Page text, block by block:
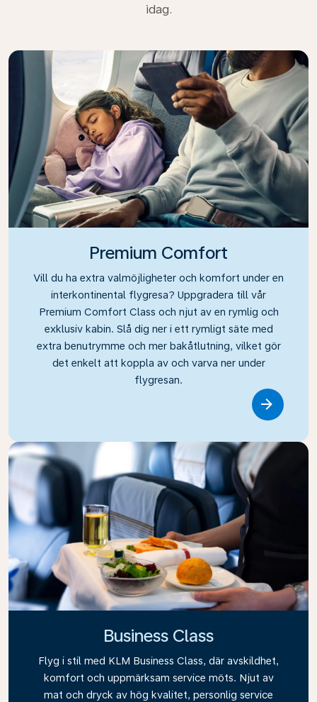
idag.
Premium Comfort
Vill du ha extra valmöjligheter och komfort under en
interkontinental flygresa? Uppgradera till vår
Premium Comfort Class och njut av en rymlig och
exklusiv kabin. Slå dig ner i ett rymligt säte med
extra benutrymme och mer bakåtlutning, vilket gör
det enkelt att koppla av och varva ner under
flygresan.
Business Class
Flyg i stil med KLM Business Class, där avskildhet,
komfort och uppmärksam service möts. Njut av
mat och dryck av hög kvalitet, personlig service